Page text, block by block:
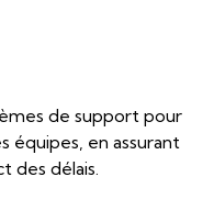
de support pour
équipes, en assurant
des délais.